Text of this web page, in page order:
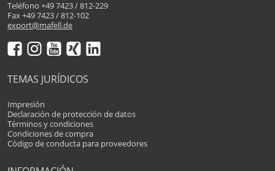
Teléfono +49 7423 / 812-229
Fax +49 7423 / 812-102
export@mafell.de
TEMAS JURÍDICOS
Impresión
Declaración de protección de datos
Términos y condiciones
Condiciones de compra
Código de conducta para proveedores